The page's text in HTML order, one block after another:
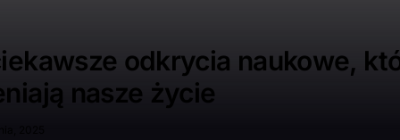
odkrycia naukowe,
nasze życie